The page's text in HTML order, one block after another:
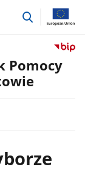
przejdź
Przejdź
do
Pomocy